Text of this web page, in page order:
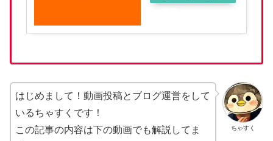
ちゃすく
はじめまして！動画投稿とブログ運営をして
いるちゃすくです！
この記事の内容は下の動画でも解説してま